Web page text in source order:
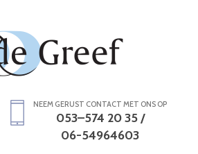
NEEM GERUST CONTACT MET ONS OP
053–574 20 35 /
06-54964603